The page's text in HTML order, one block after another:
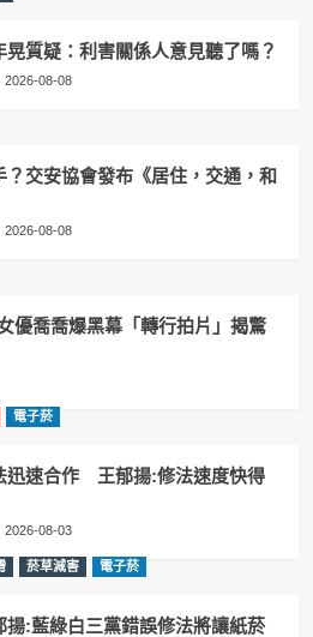
質疑：利害關係人意見聽了嗎？
2026-08-08
交安協會發布《居住，交通，和
2026-08-08
優喬喬爆黑幕「轉行拍片」揭驚
電子菸
迅速合作 王郁揚:修法速度快得
2026-08-03
菸草減害 電子菸
:藍綠白三黨錯誤修法將讓紙菸